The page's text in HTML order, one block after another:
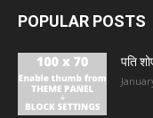
POPULAR POSTS
पति